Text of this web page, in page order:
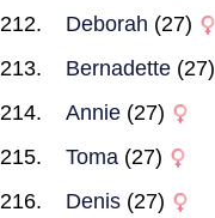
Deborah (27)
Bernadette (27)
Annie (27)
Toma (27)
Denis (27)